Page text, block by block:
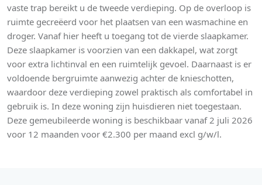
vaste trap bereikt u de tweede verdieping. Op de overloop is
ruimte gecreëerd voor het plaatsen van een wasmachine en
droger. Vanaf hier heeft u toegang tot de vierde slaapkamer.
Deze slaapkamer is voorzien van een dakkapel, wat zorgt
voor extra lichtinval en een ruimtelijk gevoel. Daarnaast is er
voldoende bergruimte aanwezig achter de knieschotten,
waardoor deze verdieping zowel praktisch als comfortabel in
gebruik is. In deze woning zijn huisdieren niet toegestaan.
Deze gemeubileerde woning is beschikbaar vanaf 2 juli 2026
voor 12 maanden voor €2.300 per maand excl g/w/l.